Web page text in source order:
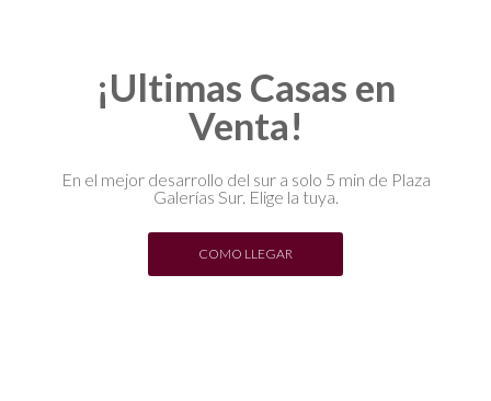
¡Ultimas Casas en
Venta!
En el mejor desarrollo del sur a solo 5 min de Plaza
Galerías Sur. Elige la tuya.
COMO LLEGAR